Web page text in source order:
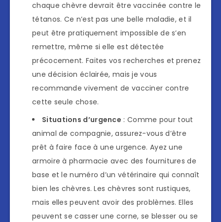
chaque chèvre devrait être vaccinée contre le
tétanos. Ce n’est pas une belle maladie, et il
peut être pratiquement impossible de s’en
remettre, même si elle est détectée
précocement. Faites vos recherches et prenez
une décision éclairée, mais je vous
recommande vivement de vacciner contre
cette seule chose.
Situations d’urgence : Comme pour tout
animal de compagnie, assurez-vous d’être
prêt à faire face à une urgence. Ayez une
armoire à pharmacie avec des fournitures de
base et le numéro d’un vétérinaire qui connaît
bien les chèvres. Les chèvres sont rustiques,
mais elles peuvent avoir des problèmes. Elles
peuvent se casser une corne, se blesser ou se